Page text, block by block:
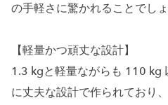
の手軽さに驚かれることでしょ
【軽量かつ頑丈な設計】
1.3 kgと軽量ながらも 110 kg
に丈夫な設計で作られており